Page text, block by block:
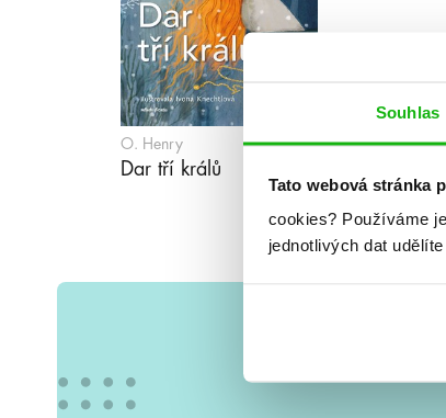
Souhlas
Tato webová stránka
cookies? Používáme
jednotlivých dat
O. Henry
Dar tří králů